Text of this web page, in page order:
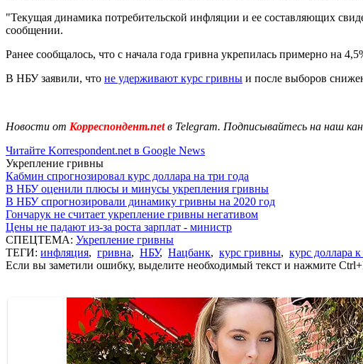
"Текущая динамика потребительской инфляции и ее составляющих
сообщении.
Ранее сообщалось, что с начала года гривна укрепилась примерно на
В НБУ заявили, что не удерживают курс гривны и после выборов
Новости от Корреспондент.netв Telegram. Подписывайтесь на наш
Читайте Korrespondent.net в Google News
Укрепление гривны
Кабмин спрогнозировал курс доллара на три года
В НБУ оценили плюсы и минусы укрепления гривны
В НБУ спрогнозировали динамику гривны на 2020 год
Гончарук не считает укрепление гривны негативом
Цены не падают из-за роста зарплат - министр
СПЕЦТЕМА: Укрепление гривны
ТЕГИ: инфляция, гривна, НБУ, Нацбанк, курс гривны, курс доллара
Если вы заметили ошибку, выделите необходимый текст и нажмите